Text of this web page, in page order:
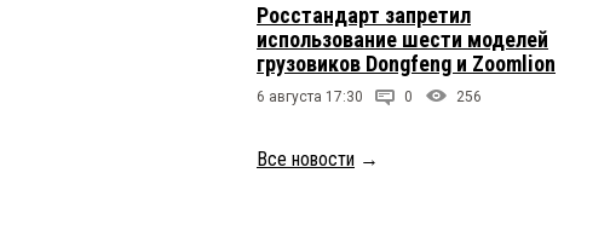
Росстандарт запретил
использование шести моделей
грузовиков Dongfeng и Zoomlion
6 августа 17:30 0 256
Все новости →